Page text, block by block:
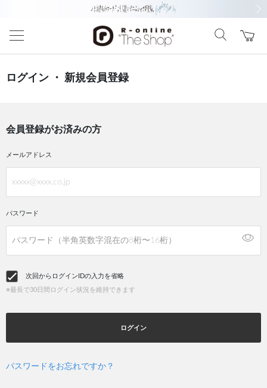
ログイン ・ 新規会員登録
会員登録がお済みの方
メールアドレス
パスワード
次回からログインIDの入力を省略
※最長で30日間ログイン状況を維持できます
ログイン
パスワードをお忘れですか？